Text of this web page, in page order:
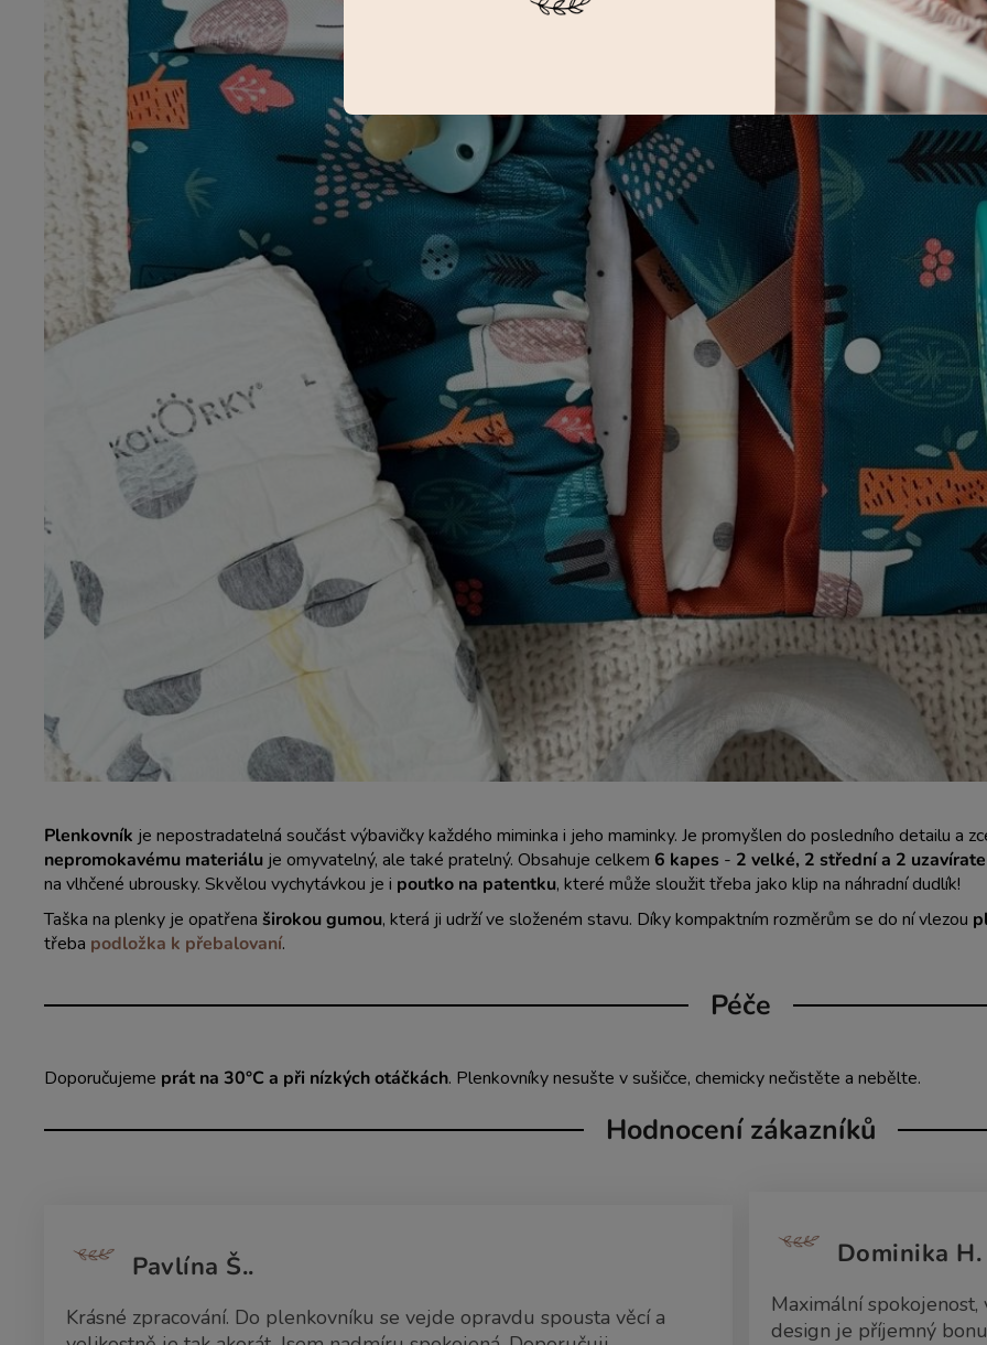
Plenkovník je nepostradatelná součást výbavičky každého miminka i jeho maminky. Je promyšlen do posledního detailu a
nepromokavému materiálu je omyvatelný, ale také pratelný. Obsahuje celkem 6 kapes - 2 velké, 2 střední a 2
na vlhčené ubrousky. Skvělou vychytávkou je i poutko na patentku, které může sloužit třeba jako klip na náhradní dudlík!
Taška na plenky je opatřena širokou gumou, která ji udrží ve složeném stavu. Díky kompaktním rozměrům se do ní vlezou
třeba podložka k přebalovaní.
Péče
Doporučujeme prát na 30°C a při nízkých otáčkách. Plenkovníky nesušte v sušičce, chemicky nečistěte a nebělte.
Hodnocení zákazníků
Pavlína Š..
Krásné zpracování. Do plenkovníku se vejde opravdu spousta věcí a
Dominika H.
Maximální
design je příjemný